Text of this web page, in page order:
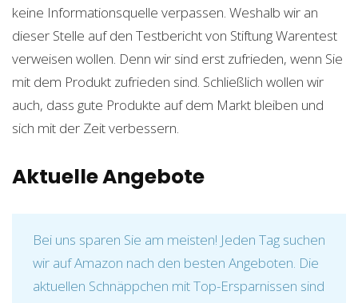
keine Informationsquelle verpassen. Weshalb wir an
dieser Stelle auf den Testbericht von Stiftung Warentest
verweisen wollen. Denn wir sind erst zufrieden, wenn Sie
mit dem Produkt zufrieden sind. Schließlich wollen wir
auch, dass gute Produkte auf dem Markt bleiben und
sich mit der Zeit verbessern.
Aktuelle Angebote
Bei uns sparen Sie am meisten! Jeden Tag suchen
wir auf Amazon nach den besten Angeboten. Die
aktuellen Schnäppchen mit Top-Ersparnissen sind